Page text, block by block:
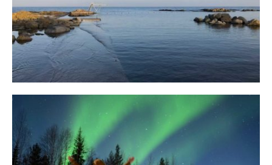
Bornholm
29. OKTOBER 2018
10 Tipps für eine erfolgreiche Jagd